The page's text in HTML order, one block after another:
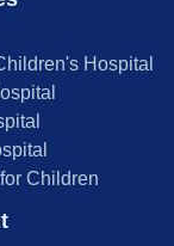
Hospital
Children